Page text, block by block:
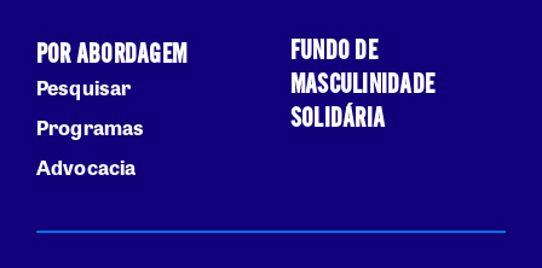
POR ABORDAGEM
Pesquisar
Programas
Advocacia
FUNDO DE
MASCULINIDADE
SOLIDÁRIA